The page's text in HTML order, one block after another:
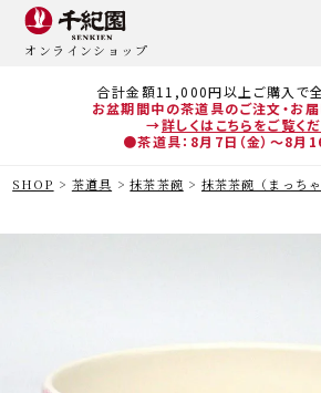
合計金額11,000円以上ご購入で
お盆期間中の茶道具のご注文・お
→詳しくはこちらをご覧く
●茶道具：8月7日（金）～8月16
オンラインショップ
SHOP 茶道具 抹茶茶碗 抹茶茶碗（まっちゃ